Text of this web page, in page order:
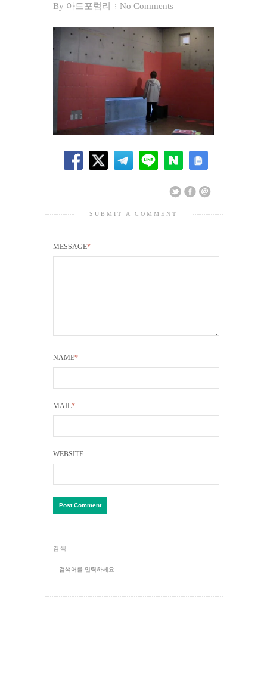
By 아트포럼리 No Comments
SUBMIT A COMMENT
MESSAGE*
NAME*
MAIL*
WEBSITE
검색